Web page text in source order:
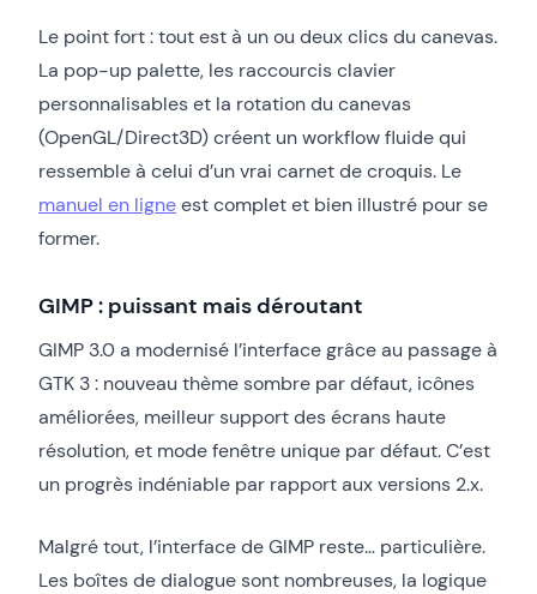
Le point fort : tout est à un ou deux clics du canevas.
La pop-up palette, les raccourcis clavier
personnalisables et la rotation du canevas
(OpenGL/Direct3D) créent un workflow fluide qui
ressemble à celui d’un vrai carnet de croquis. Le
manuel en ligneest complet et bien illustré pour se
former.
GIMP : puissant mais déroutant
GIMP 3.0 a modernisé l’interface grâce au passage à
GTK 3 : nouveau thème sombre par défaut, icônes
améliorées, meilleur support des écrans haute
résolution, et mode fenêtre unique par défaut. C’est
un progrès indéniable par rapport aux versions 2.x.
Malgré tout, l’interface de GIMP reste… particulière.
Les boîtes de dialogue sont nombreuses, la logique